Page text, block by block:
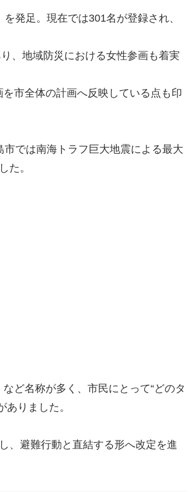
発足。現在では301名が登録され、
、地域防災における女性参画も着実
市全体の計画へ反映している点も印
では南海トラフ巨大地震による最大
た。
ど名称が多く、市民にとって“どのタ
りました。
、避難行動と直結する形へ改定を進